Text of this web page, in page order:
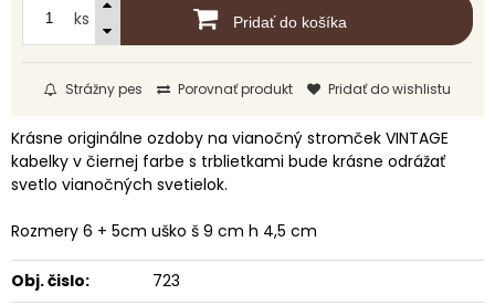
ks Pridať do košíka
Strážny pes Porovnať produkt Pridať do wishlistu
Krásne originálne ozdoby na vianočný stromček VINTAGE
kabelky v čiernej farbe s trblietkami bude krásne odrážať
svetlo vianočných svetielok.
Rozmery 6 + 5cm uško š 9 cm h 4,5 cm
Obj. čislo: 723